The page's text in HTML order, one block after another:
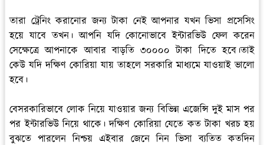
তারা ট্রেনিং করানোর জন্য টাকা নেই আপনার যখন ভিসা প্রসেসিং
হয়ে যাবে তখন। আপনি যদি কোনোভাবে ইন্টারভিউ ফেল করেন
সেক্ষেত্রে আপনাকে আবার বাড়তি ৩০০০০ টাকা দিতে হবে।তাই
কেউ যদি দক্ষিণ কোরিয়া যায় তাহলে সরকারি মাধ্যমে যাওয়াই ভালো
হবে।
বেসরকারিভাবে লোক নিয়ে যাওয়ার জন্য বিভিন্ন এজেন্সি দুই মাস পর
পর ইন্টারভিউ নিয়ে থাকে। দক্ষিণ কোরিয়া যেতে কত টাকা খরচ হয়
বুঝতে পারলেন নিশ্চয় এইবার জেনে নিন ভিসা ব্যতিত কতদিন